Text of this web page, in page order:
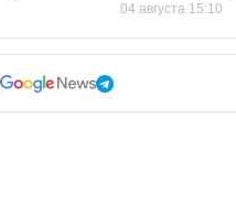
04 августа 15:10